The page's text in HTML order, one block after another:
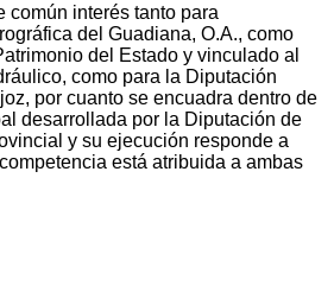
común interés tanto para
del Guadiana, O.A., como
del Estado y vinculado al
como para la Diputación
por cuanto se encuadra dentro de
desarrollada por la Diputación de
y su ejecución responde a
está atribuida a ambas